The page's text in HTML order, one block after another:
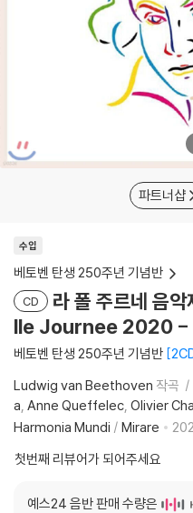
파트너샵
수입
베토벤 탄생 250주년 기념반
CD
라 폴 주르네 음
lle Journee 2020
베토벤 탄생 250주년 기념반
Ludwig van Beethoven 작곡
a Anne Queffelec Olivier
Harmonia Mundi / Mirare
첫번째 리뷰어가 되어주세요
예스24 음반 판매 수량은